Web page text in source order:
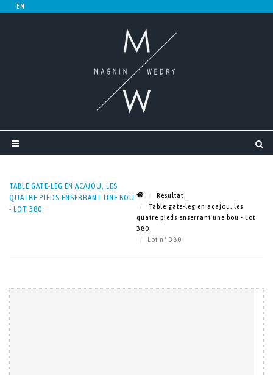
TABLE GATE-LEG EN ACAJOU, LES
QUATRE PIEDS ENSERRANT UNE BOU
- LOT 380
Résultat
Table gate-leg en acajou, les
quatre pieds enserrant une bou - Lot
380
Lot n° 380